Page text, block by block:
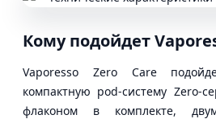
Кому подойдет
Vaporesso Zero Care
компактную pod-систему Zero-
флаконом в комплекте,